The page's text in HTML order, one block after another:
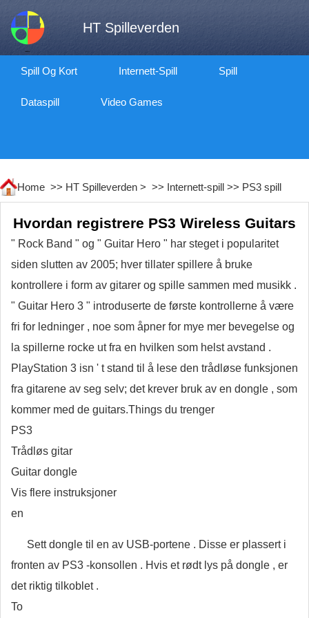
HT Spilleverden
Spill Og Kort Internett-Spill Spill
Dataspill Video Games
Home >> HT Spilleverden > >> Internett-spill >> PS3 spill
Hvordan registrere PS3 Wireless Guitars
" Rock Band " og " Guitar Hero " har steget i popularitet
siden slutten av 2005; hver tillater spillere å bruke
kontrollere i form av gitarer og spille sammen med musikk .
" Guitar Hero 3 " introduserte de første kontrollerne å være
fri for ledninger , noe som åpner for mye mer bevegelse og
la spillerne rocke ut fra en hvilken som helst avstand .
PlayStation 3 isn ' t stand til å lese den trådløse funksjonen
fra gitarene av seg selv; det krever bruk av en dongle , som
kommer med de guitars.Things du trenger
PS3
Trådløs gitar
Guitar dongle
Vis flere instruksjoner
en
Sett dongle til en av USB-portene . Disse er plassert i
fronten av PS3 -konsollen . Hvis et rødt lys på dongle , er
det riktig tilkoblet .
To